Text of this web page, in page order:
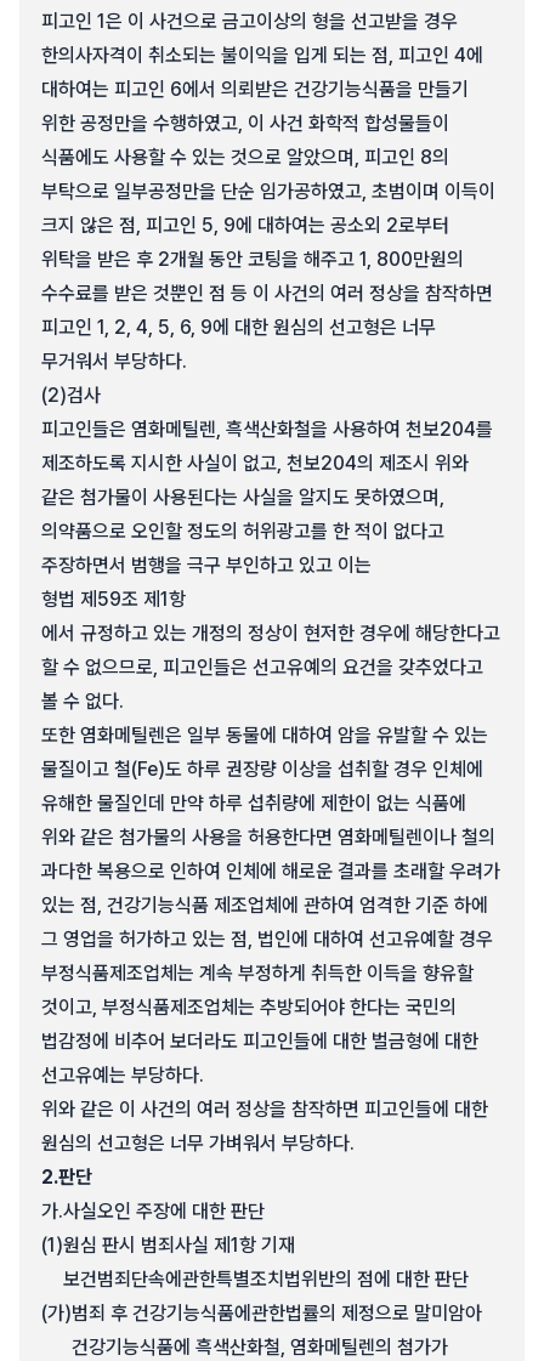
피고인 1은 이 사건으로 금고이상의 형을 선고받을 경우
한의사자격이 취소되는 불이익을 입게 되는 점, 피고인 4에
대하여는 피고인 6에서 의뢰받은 건강기능식품을 만들기
위한 공정만을 수행하였고, 이 사건 화학적 합성물들이
식품에도 사용할 수 있는 것으로 알았으며, 피고인 8의
부탁으로 일부공정만을 단순 임가공하였고, 초범이며 이득이
크지 않은 점, 피고인 5, 9에 대하여는 공소외 2로부터
위탁을 받은 후 2개월 동안 코팅을 해주고 1, 800만원의
수수료를 받은 것뿐인 점 등 이 사건의 여러 정상을 참작하면
피고인 1, 2, 4, 5, 6, 9에 대한 원심의 선고형은 너무
무거워서 부당하다.
(2)검사
피고인들은 염화메틸렌, 흑색산화철을 사용하여 천보204를
제조하도록 지시한 사실이 없고, 천보204의 제조시 위와
같은 첨가물이 사용된다는 사실을 알지도 못하였으며,
의약품으로 오인할 정도의 허위광고를 한 적이 없다고
주장하면서 범행을 극구 부인하고 있고 이는
형법 제59조 제1항
에서 규정하고 있는 개정의 정상이 현저한 경우에 해당한다고
할 수 없으므로, 피고인들은 선고유예의 요건을 갖추었다고
볼 수 없다.
또한 염화메틸렌은 일부 동물에 대하여 암을 유발할 수 있는
물질이고 철(Fe)도 하루 권장량 이상을 섭취할 경우 인체에
유해한 물질인데 만약 하루 섭취량에 제한이 없는 식품에
위와 같은 첨가물의 사용을 허용한다면 염화메틸렌이나 철의
과다한 복용으로 인하여 인체에 해로운 결과를 초래할 우려가
있는 점, 건강기능식품 제조업체에 관하여 엄격한 기준 하에
그 영업을 허가하고 있는 점, 법인에 대하여 선고유예할 경우
부정식품제조업체는 계속 부정하게 취득한 이득을 향유할
것이고, 부정식품제조업체는 추방되어야 한다는 국민의
법감정에 비추어 보더라도 피고인들에 대한 벌금형에 대한
선고유예는 부당하다.
위와 같은 이 사건의 여러 정상을 참작하면 피고인들에 대한
원심의 선고형은 너무 가벼워서 부당하다.
2.판단
가.사실오인 주장에 대한 판단
(1)원심 판시 범죄사실 제1항 기재
보건범죄단속에관한특별조치법위반의 점에 대한 판단
(가)범죄 후 건강기능식품에관한법률의 제정으로 말미암아
건강기능식품에 흑색산화철, 염화메틸렌의 첨가가